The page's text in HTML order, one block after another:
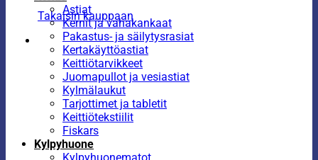
Takaisin kauppaan
Astiat
Kernit ja vahakankaat
Pakastus- ja säilytysrasiat
Kertakäyttöastiat
Keittiötarvikkeet
Juomapullot ja vesiastiat
Kylmälaukut
Tarjottimet ja tabletit
Keittiötekstiilit
Fiskars
Kylpyhuone